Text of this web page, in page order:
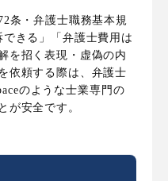
条・弁護士職務基本規
きる」「弁護士費用は
を招く表現・虚偽の内
依頼する際は、弁護士
のような士業専門の
が安全です。